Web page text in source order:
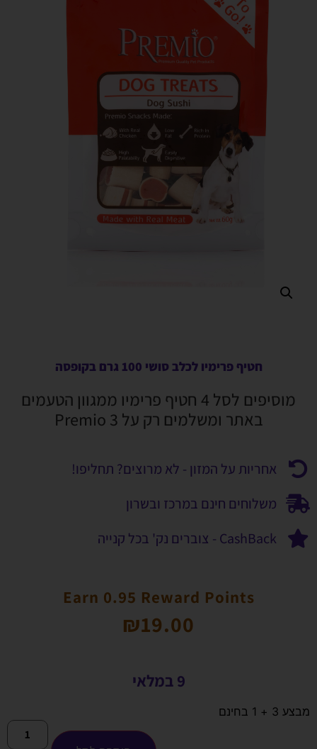
חטיף פרימיו לכלב סושי 100 גרם בקופסה
מוסיפים לסל 4 חטיף פרימיו ממגוון הטעמים
באתר ומשלמים רק על 3 Premio
אחריות על המזון - לא מרוצים? תחליפו!
משלוחים חינם במרכז ובשרון
CashBack - צוברים נק' בכל קנייה
Earn 0.95 Reward Points
₪19.00
9 במלאי
מבצע 3 + 1 בחינם